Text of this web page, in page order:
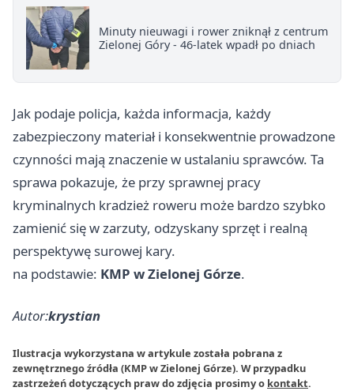
Minuty nieuwagi i rower zniknął z centrum
Zielonej Góry - 46-latek wpadł po dniach
Jak podaje policja, każda informacja, każdy
zabezpieczony materiał i konsekwentnie prowadzone
czynności mają znaczenie w ustalaniu sprawców. Ta
sprawa pokazuje, że przy sprawnej pracy
kryminalnych kradzież roweru może bardzo szybko
zamienić się w zarzuty, odzyskany sprzęt i realną
perspektywę surowej kary.
na podstawie: KMP w Zielonej Górze.
Autor:krystian
Ilustracja wykorzystana w artykule została pobrana z
zewnętrznego źródła (KMP w Zielonej Górze). W przypadku
zastrzeżeń dotyczących praw do zdjęcia prosimy o kontakt.